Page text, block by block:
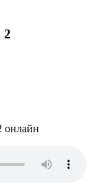
2
онлайн